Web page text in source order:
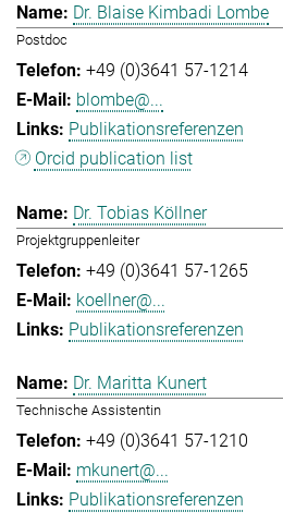
Dr. Blaise Kimbadi Lombe
Postdoc
+49 (0)3641 57-1214
blombe@...
Publikationsreferenzen
Orcid publication list
Dr. Tobias Köllner
Projektgruppenleiter
+49 (0)3641 57-1265
koellner@...
Publikationsreferenzen
Dr. Maritta Kunert
Technische Assistentin
+49 (0)3641 57-1210
mkunert@...
Publikationsreferenzen